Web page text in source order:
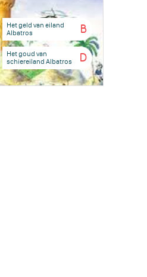
B
Het geld van eiland
Albatros
D
Het goud van
schiereiland Albatros